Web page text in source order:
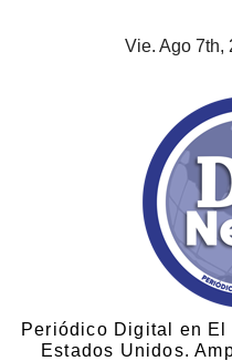
Vie. Ago 7th,
Periódico Digital en El
Estados Unidos.